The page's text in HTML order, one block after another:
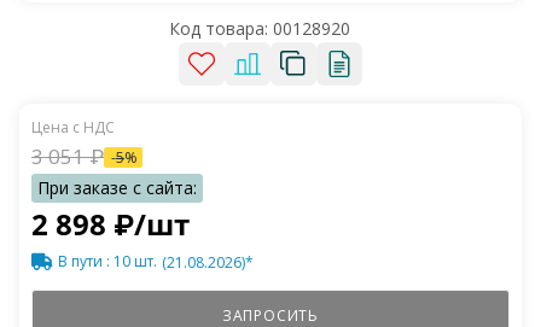
Код товара: 00128920
2 898 ₽/шт
3 051₽ -5%
В пути : 10 шт. (21.08.2026)*
ЗАПРОСИТЬ